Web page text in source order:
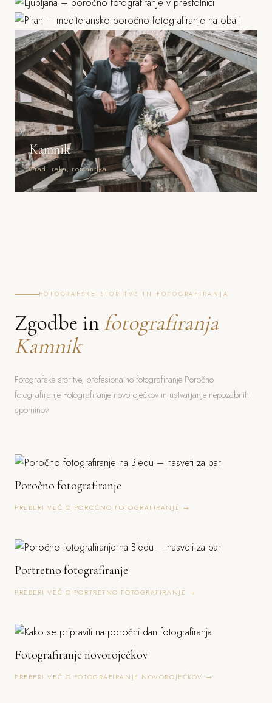
Morje, mediteranska arhitektura
Kamnik
Grad, reka, romantika
FOTOGRAFSKE STORITVE IN FOTOGRAFIRANJA
Zgodbe in fotografiranja
Kamnik
Fotografske storitve, profesionalno fotografiranje Poročno
fotografiranje Fotografiranje novoroječkov in ustvarjanje nepozabnih
spominov
Poročno fotografiranje
PREBERI VEČ O POROČNO FOTOGRAFIRANJE →
Portretno fotografiranje
PREBERI VEČ O PORTRETNO FOTOGRAFIRANJE →
Fotografiranje novoroječkov
PREBERI VEČ O FOTOGRAFIRANJE NOVOROJEČKOV →